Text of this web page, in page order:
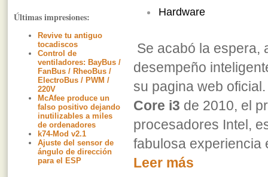
Últimas impresiones:
Revive tu antiguo
tocadiscos
Control de
ventiladores: BayBus /
FanBus / RheoBus /
ElectroBus / PWM /
220V
McAfee produce un
falso positivo dejando
inutilizables a miles
de ordenadores
k74-Mod v2.1
Ajuste del sensor de
ángulo de dirección
para el ESP
Hardware
Se acabó la espera,
desempeño
su pagina web
Core i3 de 2010, el
procesadores Intel,
fabulosa experiencia
Leer más